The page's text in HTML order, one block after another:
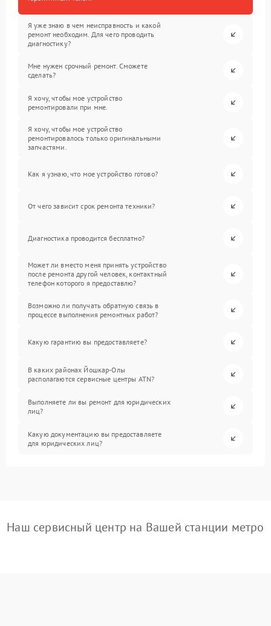
Я уже знаю в чем неисправность и какой
ремонт необходим. Для чего проводить
диагностику?
Мне нужен срочный ремонт. Сможете
сделать?
Я хочу, чтобы мое устройство
ремонтировали при мне.
Я хочу, чтобы мое устройство
ремонтировалось только оригинальными
запчастями.
Как я узнаю, что мое устройство готово?
От чего зависит срок ремонта техники?
Диагностика проводится бесплатно?
Может ли вместо меня принять устройство
после ремонта другой человек, контактный
телефон которого я предоставлю?
Возможно ли получать обратную связь в
процессе выполнения ремонтных работ?
Какую гарантию вы предоставляете?
В каких районах Йошкар-Олы
располагаются сервисные центры ATN?
Выполняете ли вы ремонт для юридических
лиц?
Какую документацию вы предоставляете
для юридических лиц?
Наш сервисный центр на Вашей станции метро